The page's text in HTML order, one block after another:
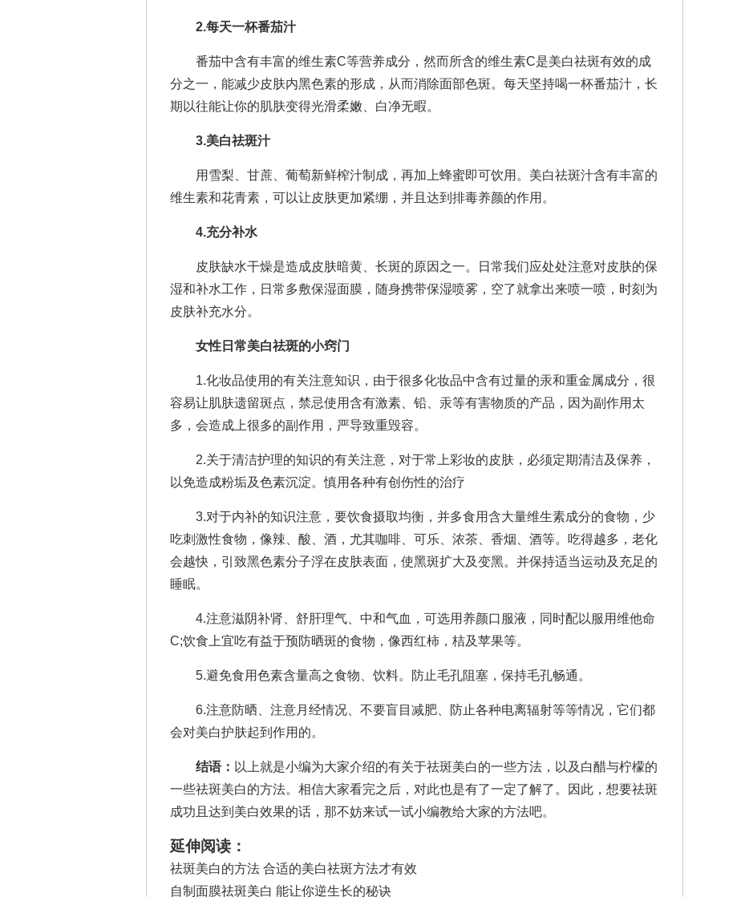
2.每天一杯番茄汁
番茄中含有丰富的维生素C等营养成分，然而所含的维生素C是美白祛斑有效的成
分之一，能减少皮肤内黑色素的形成，从而消除面部色斑。每天坚持喝一杯番茄汁，长
期以往能让你的肌肤变得光滑柔嫩、白净无暇。
3.美白祛斑汁
用雪梨、甘蔗、葡萄新鲜榨汁制成，再加上蜂蜜即可饮用。美白祛斑汁含有丰富的
维生素和花青素，可以让皮肤更加紧绷，并且达到排毒养颜的作用。
4.充分补水
皮肤缺水干燥是造成皮肤暗黄、长斑的原因之一。日常我们应处处注意对皮肤的保
湿和补水工作，日常多敷保湿面膜，随身携带保湿喷雾，空了就拿出来喷一喷，时刻为
皮肤补充水分。
女性日常美白祛斑的小窍门
1.化妆品使用的有关注意知识，由于很多化妆品中含有过量的汞和重金属成分，很
容易让肌肤遗留斑点，禁忌使用含有激素、铅、汞等有害物质的产品，因为副作用太
多，会造成上很多的副作用，严导致重毁容。
2.关于清洁护理的知识的有关注意，对于常上彩妆的皮肤，必须定期清洁及保养，
以免造成粉垢及色素沉淀。慎用各种有创伤性的治疗
3.对于内补的知识注意，要饮食摄取均衡，并多食用含大量维生素成分的食物，少
吃刺激性食物，像辣、酸、酒，尤其咖啡、可乐、浓茶、香烟、酒等。吃得越多，老化
会越快，引致黑色素分子浮在皮肤表面，使黑斑扩大及变黑。并保持适当运动及充足的
睡眠。
4.注意滋阴补肾、舒肝理气、中和气血，可选用养颜口服液，同时配以服用维他命
C;饮食上宜吃有益于预防晒斑的食物，像西红柿，桔及苹果等。
5.避免食用色素含量高之食物、饮料。防止毛孔阻塞，保持毛孔畅通。
6.注意防晒、注意月经情况、不要盲目减肥、防止各种电离辐射等等情况，它们都
会对美白护肤起到作用的。
结语： 以上就是小编为大家介绍的有关于祛斑美白的一些方法，以及白醋与柠檬的
一些祛斑美白的方法。相信大家看完之后，对此也是有了一定了解了。因此，想要祛斑
成功且达到美白效果的话，那不妨来试一试小编教给大家的方法吧。
延伸阅读：
祛斑美白的方法 合适的美白祛斑方法才有效
自制面膜祛斑美白 能让你逆生长的秘诀